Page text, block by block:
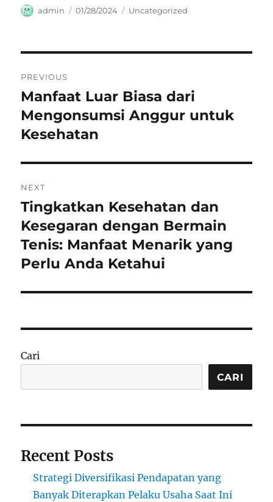
Author
admin
Posted
01/28/2024 Categories
Uncategorized
pos
PREVIOUS
Previous
post:
Manfaat Luar Biasa dari
Mengonsumsi Anggur untuk
Kesehatan
NEXT
Next
post:
Tingkatkan Kesehatan dan
Kesegaran dengan Bermain
Tenis: Manfaat Menarik yang
Perlu Anda Ketahui
Cari
CARI
Recent Posts
Strategi Diversifikasi Pendapatan yang
Banyak Diterapkan Pelaku Usaha Saat Ini